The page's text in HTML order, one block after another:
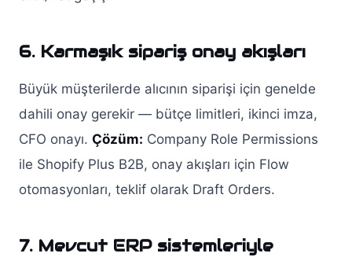
6. Karmaşık sipariş onay akışları
Büyük müşterilerde alıcının siparişi için genelde
dahili onay gerekir — bütçe limitleri, ikinci imza,
CFO onayı. Çözüm: Company Role Permissions
ile Shopify Plus B2B, onay akışları için Flow
otomasyonları, teklif olarak Draft Orders.
7. Mevcut ERP sistemleriyle